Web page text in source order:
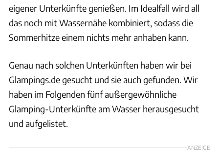
eigener Unterkünfte genießen. Im Idealfall wird all
das noch mit Wassernähe kombiniert, sodass die
Sommerhitze einem nichts mehr anhaben kann.
Genau nach solchen Unterkünften haben wir bei
Glampings.de gesucht und sie auch gefunden. Wir
haben im Folgenden fünf außergewöhnliche
Glamping-Unterkünfte am Wasser herausgesucht
und aufgelistet.
ANZEIGE